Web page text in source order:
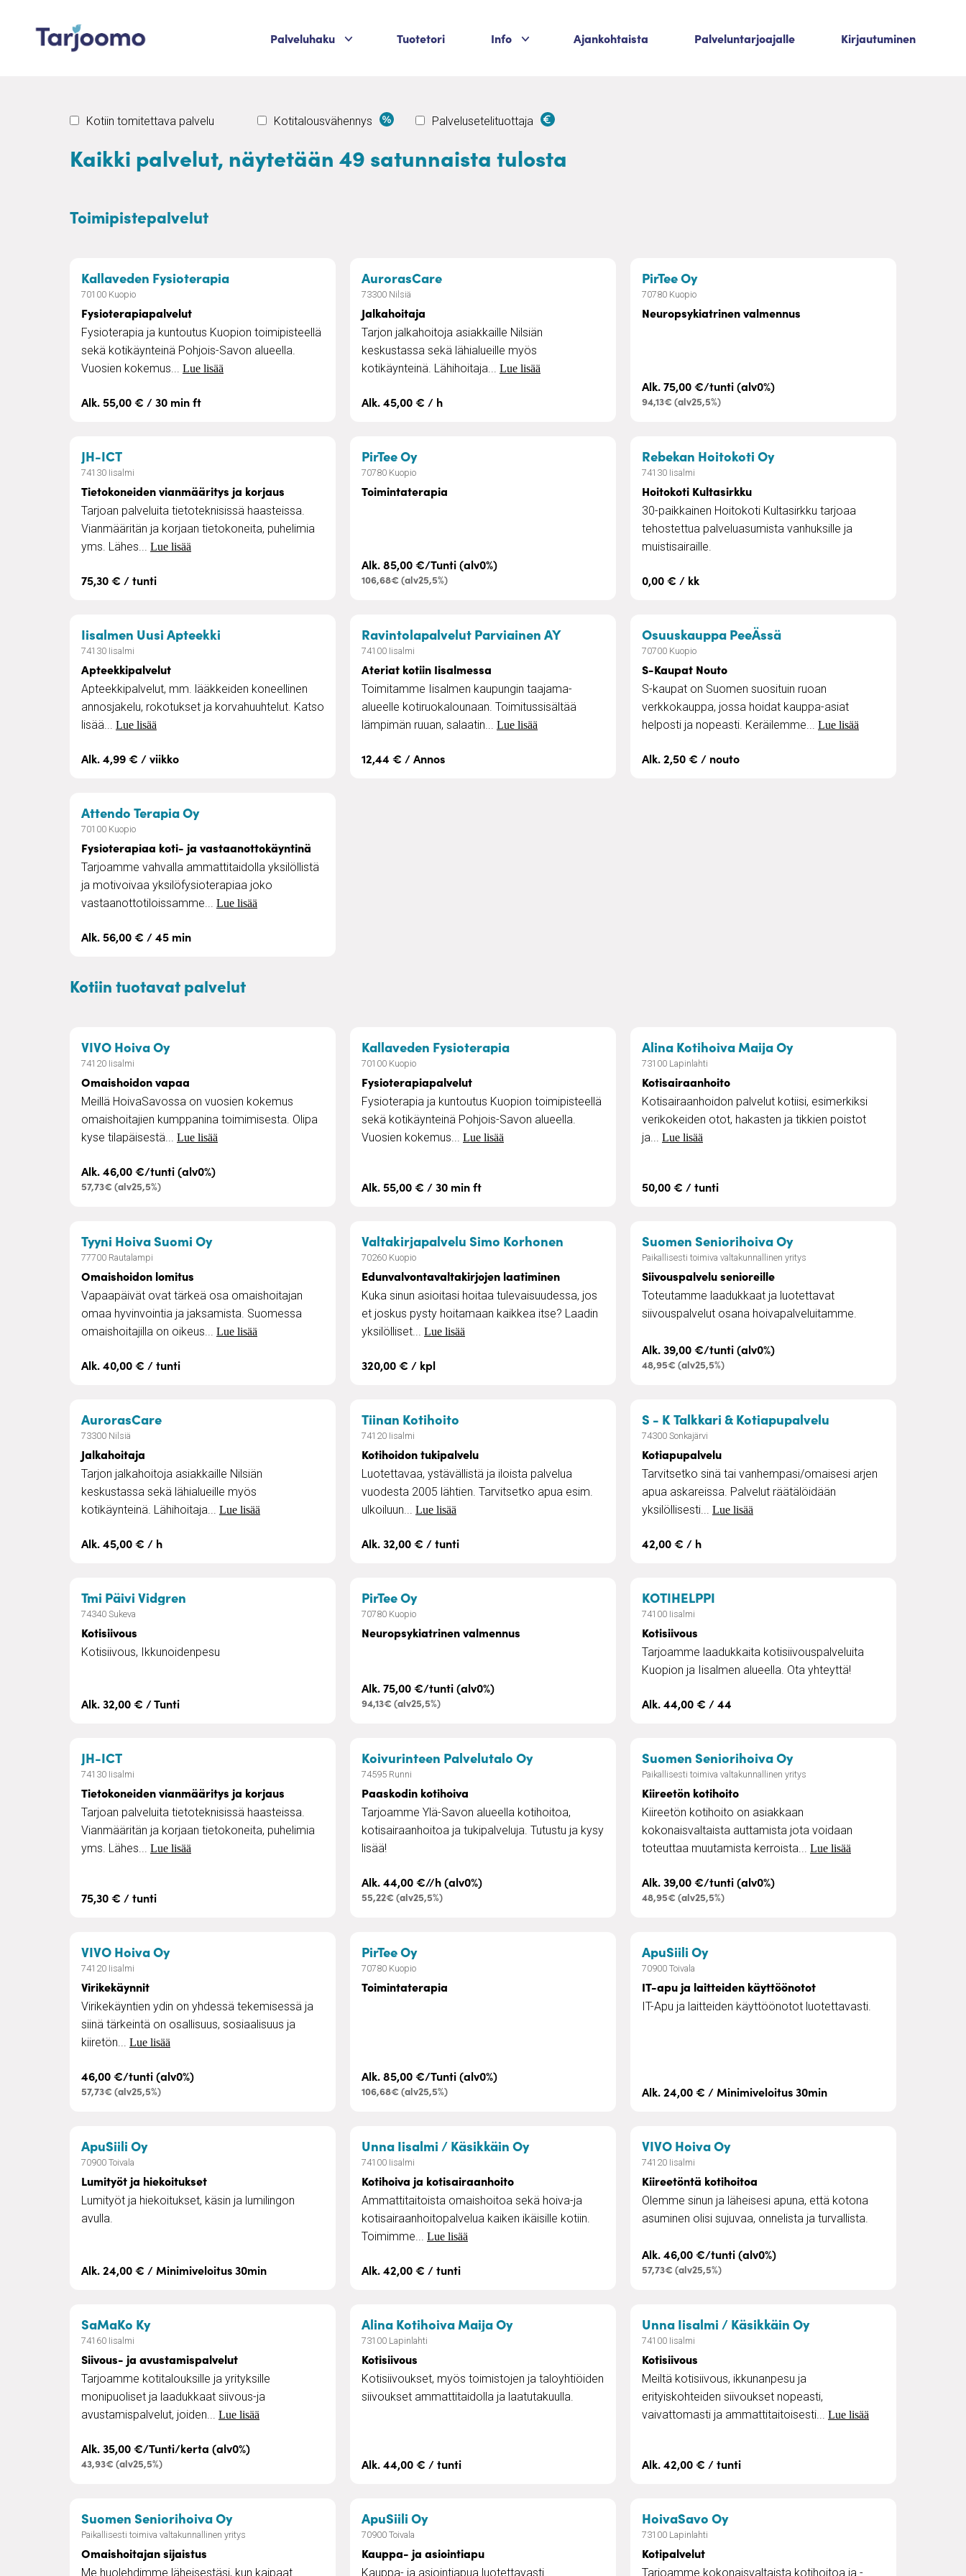
Palveluhaku Palvelukategoriat
Tuotetori Info Palvelukategoriat
Ajankohtaista Palveluntarjoajalle Kirjautuminen
Kotiin tomitettava palvelu Kotitalousvähennys Palvelusetelituottaja
Kaikki palvelut, näytetään 49 satunnaista tulosta
Toimipistepalvelut
Kallaveden Fysioterapia– Fysioterapiapalvelut
70100 Kuopio
Fysioterapiapalvelut
Fysioterapia ja kuntoutus Kuopion toimipisteellä
sekä kotikäynteinä Pohjois-Savon alueella.
Vuosien kokemus... Lue lisää
Alk. 55,00 € / 30 min ft
AurorasCare– Jalkahoitaja
73300 Nilsiä
Jalkahoitaja
Tarjon jalkahoitoja asiakkaille Nilsiän
keskustassa sekä lähialueille myös
kotikäynteinä. Lähihoitaja... Lue lisää
Alk. 45,00 € / h
PirTee Oy– Neuropsykiatrinen valmennus
70780 Kuopio
Neuropsykiatrinen valmennus
Alk. 75,00 €/tunti (alv0%)
94,13€ (alv25,5%)
JH-ICT– Tietokoneiden vianmääritys ja korjaus
74130 Iisalmi
Tietokoneiden vianmääritys ja korjaus
Tarjoan palveluita tietoteknisissä haasteissa.
Vianmääritän ja korjaan tietokoneita, puhelimia
yms. Lähes... Lue lisää
75,30 € / tunti
PirTee Oy– Toimintaterapia
70780 Kuopio
Toimintaterapia
Alk. 85,00 €/Tunti (alv0%)
106,68€ (alv25,5%)
Rebekan Hoitokoti Oy– Hoitokoti Kultasirkku
74130 Iisalmi
Hoitokoti Kultasirkku
30-paikkainen Hoitokoti Kultasirkku tarjoaa
tehostettua palveluasumista vanhuksille ja
muistisairaille.
0,00 € / kk
Iisalmen Uusi Apteekki
74130 Iisalmi
Apteekkipalvelut
Apteekkipalvelut, mm. lääkkeiden koneellinen
annosjakelu, rokotukset ja korvahuuhtelut. Katso
lisää... Lue lisää
Alk. 4,99 € / viikko
Ravintolapalvelut Parviainen AY– Ateriat kotiin Iisalmessa
74100 Iisalmi
Ateriat kotiin Iisalmessa
Toimitamme Iisalmen kaupungin taajama-
alueelle kotiruokalounaan. Toimitussisältää
lämpimän ruuan, salaatin... Lue lisää
12,44 € / Annos
Osuuskauppa PeeÄssä– S-Kaupat Nouto
70700 Kuopio
S-Kaupat Nouto
S-kaupat on Suomen suosituin ruoan
verkkokauppa, jossa hoidat kauppa-asiat
helposti ja nopeasti. Keräilemme... Lue lisää
Alk. 2,50 € / nouto
Attendo Terapia Oy– Fysioterapiaa koti- ja vastaanottokäyntinä
70100 Kuopio
Fysioterapiaa koti- ja vastaanottokäyntinä
Tarjoamme vahvalla ammattitaidolla yksilöllistä
ja motivoivaa yksilöfysioterapiaa joko
vastaanottotiloissamme... Lue lisää
Alk. 56,00 € / 45 min
Kotiin tuotavat palvelut
VIVO Hoiva Oy– Omaishoidon vapaa
74120 Iisalmi
Omaishoidon vapaa
Meillä HoivaSavossa on vuosien kokemus
omaishoitajien kumppanina toimimisesta. Olipa
kyse tilapäisestä... Lue lisää
Alk. 46,00 €/tunti (alv0%)
57,73€ (alv25,5%)
Kallaveden Fysioterapia– Fysioterapiapalvelut
70100 Kuopio
Fysioterapiapalvelut
Fysioterapia ja kuntoutus Kuopion toimipisteellä
sekä kotikäynteinä Pohjois-Savon alueella.
Vuosien kokemus... Lue lisää
Alk. 55,00 € / 30 min ft
Alina Kotihoiva Maija Oy– Kotisairaanhoito
73100 Lapinlahti
Kotisairaanhoito
Kotisairaanhoidon palvelut kotiisi, esimerkiksi
verikokeiden otot, hakasten ja tikkien poistot
ja... Lue lisää
50,00 € / tunti
Tyyni Hoiva Suomi Oy– Omaishoidon lomitus
77700 Rautalampi
Omaishoidon lomitus
Vapaapäivät ovat tärkeä osa omaishoitajan
omaa hyvinvointia ja jaksamista. Suomessa
omaishoitajilla on oikeus... Lue lisää
Alk. 40,00 € / tunti
Valtakirjapalvelu Simo Korhonen – Edunvalvontavaltakirjojen laatiminen
70260 Kuopio
Edunvalvontavaltakirjojen laatiminen
Kuka sinun asioitasi hoitaa tulevaisuudessa, jos
et joskus pysty hoitamaan kaikkea itse? Laadin
yksilölliset... Lue lisää
320,00 € / kpl
Suomen Seniorihoiva Oy– Siivouspalvelu senioreille
Paikallisesti toimiva valtakunnallinen yritys
Siivouspalvelu senioreille
Toteutamme laadukkaat ja luotettavat
siivouspalvelut osana hoivapalveluitamme.
Alk. 39,00 €/tunti (alv0%)
48,95€ (alv25,5%)
AurorasCare– Jalkahoitaja
73300 Nilsiä
Jalkahoitaja
Tarjon jalkahoitoja asiakkaille Nilsiän
keskustassa sekä lähialueille myös
kotikäynteinä. Lähihoitaja... Lue lisää
Alk. 45,00 € / h
Tiinan Kotihoito
74120 Iisalmi
Kotihoidon tukipalvelu
Luotettavaa, ystävällistä ja iloista palvelua
vuodesta 2005 lähtien. Tarvitsetko apua esim.
ulkoiluun... Lue lisää
Alk. 32,00 € / tunti
S - K Talkkari & Kotiapupalvelu
74300 Sonkajärvi
Kotiapupalvelu
Tarvitsetko sinä tai vanhempasi/omaisesi arjen
apua askareissa. Palvelut räätälöidään
yksilöllisesti... Lue lisää
42,00 € / h
Tmi Päivi Vidgren
74340 Sukeva
Kotisiivous
Kotisiivous, Ikkunoidenpesu
Alk. 32,00 € / Tunti
PirTee Oy– Neuropsykiatrinen valmennus
70780 Kuopio
Neuropsykiatrinen valmennus
Alk. 75,00 €/tunti (alv0%)
94,13€ (alv25,5%)
KOTIHELPPI
74100 Iisalmi
Kotisiivous
Tarjoamme laadukkaita kotisiivouspalveluita
Kuopion ja Iisalmen alueella. Ota yhteyttä!
Alk. 44,00 € / 44
JH-ICT– Tietokoneiden vianmääritys ja korjaus
74130 Iisalmi
Tietokoneiden vianmääritys ja korjaus
Tarjoan palveluita tietoteknisissä haasteissa.
Vianmääritän ja korjaan tietokoneita, puhelimia
yms. Lähes... Lue lisää
75,30 € / tunti
Koivurinteen Palvelutalo Oy– Paaskodin kotihoiva
74595 Runni
Paaskodin kotihoiva
Tarjoamme Ylä-Savon alueella kotihoitoa,
kotisairaanhoitoa ja tukipalveluja. Tutustu ja kysy
lisää!
Alk. 44,00 €//h (alv0%)
55,22€ (alv25,5%)
Suomen Seniorihoiva Oy– Kiireetön kotihoito
Paikallisesti toimiva valtakunnallinen yritys
Kiireetön kotihoito
Kiireetön kotihoito on asiakkaan
kokonaisvaltaista auttamista jota voidaan
toteuttaa muutamista kerroista... Lue lisää
Alk. 39,00 €/tunti (alv0%)
48,95€ (alv25,5%)
VIVO Hoiva Oy– Virikekäynnit
74120 Iisalmi
Virikekäynnit
Virikekäyntien ydin on yhdessä tekemisessä ja
siinä tärkeintä on osallisuus, sosiaalisuus ja
kiiretön... Lue lisää
46,00 €/tunti (alv0%)
57,73€ (alv25,5%)
PirTee Oy– Toimintaterapia
70780 Kuopio
Toimintaterapia
Alk. 85,00 €/Tunti (alv0%)
106,68€ (alv25,5%)
ApuSiili Oy– IT-apu ja laitteiden käyttöönotot
70900 Toivala
IT-apu ja laitteiden käyttöönotot
IT-Apu ja laitteiden käyttöönotot luotettavasti.
Alk. 24,00 € / Minimiveloitus 30min
ApuSiili Oy– Lumityöt ja hiekoitukset
70900 Toivala
Lumityöt ja hiekoitukset
Lumityöt ja hiekoitukset, käsin ja lumilingon
avulla.
Alk. 24,00 € / Minimiveloitus 30min
Unna Iisalmi / Käsikkäin Oy– Kotihoiva ja kotisairaanhoito
74100 Iisalmi
Kotihoiva ja kotisairaanhoito
Ammattitaitoista omaishoitoa sekä hoiva-ja
kotisairaanhoitopalvelua kaiken ikäisille kotiin.
Toimimme... Lue lisää
Alk. 42,00 € / tunti
VIVO Hoiva Oy– Kiireetöntä kotihoitoa
74120 Iisalmi
Kiireetöntä kotihoitoa
Olemme sinun ja läheisesi apuna, että kotona
asuminen olisi sujuvaa, onnelista ja turvallista.
Alk. 46,00 €/tunti (alv0%)
57,73€ (alv25,5%)
SaMaKo Ky
74160 Iisalmi
Siivous- ja avustamispalvelut
Tarjoamme kotitalouksille ja yrityksille
monipuoliset ja laadukkaat siivous-ja
avustamispalvelut, joiden... Lue lisää
Alk. 35,00 €/Tunti/kerta (alv0%)
43,93€ (alv25,5%)
Alina Kotihoiva Maija Oy– Kotisiivous
73100 Lapinlahti
Kotisiivous
Kotisiivoukset, myös toimistojen ja taloyhtiöiden
siivoukset ammattitaidolla ja laatutakuulla.
Alk. 44,00 € / tunti
Unna Iisalmi / Käsikkäin Oy– Kotisiivous
74100 Iisalmi
Kotisiivous
Meiltä kotisiivous, ikkunanpesu ja
erityiskohteiden siivoukset nopeasti,
vaivattomasti ja ammattitaitoisesti... Lue lisää
Alk. 42,00 € / tunti
Suomen Seniorihoiva Oy– Omaishoitajan sijaistus
Paikallisesti toimiva valtakunnallinen yritys
Omaishoitajan sijaistus
Me huolehdimme läheisestäsi, kun kaipaat
ApuSiili Oy– Kauppa- ja asiointiapu
70900 Toivala
Kauppa- ja asiointiapu
Kauppa- ja asiointiapua luotettavasti.
HoivaSavo Oy– Kotipalvelut
73100 Lapinlahti
Kotipalvelut
Tarjoamme kokonaisvaltaista kotihoitoa ja -